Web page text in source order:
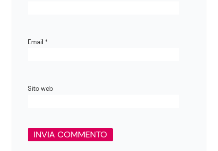
Email *
Sito web